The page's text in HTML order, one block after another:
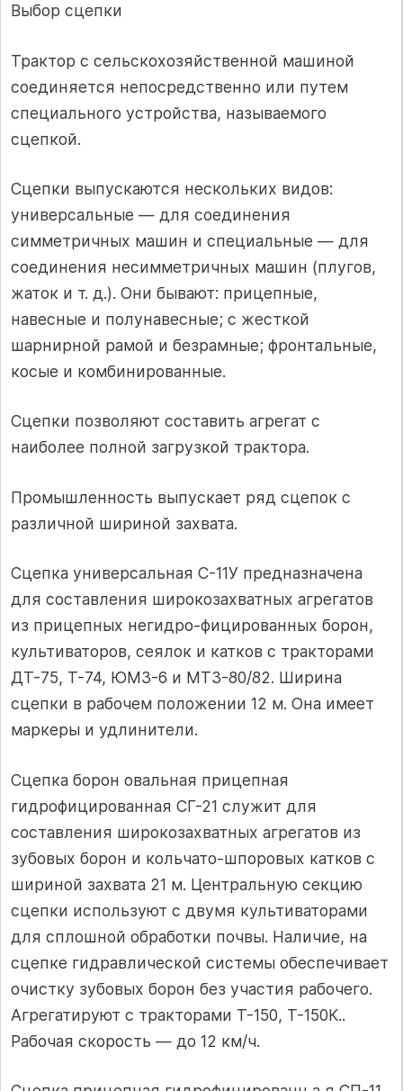
Выбор сцепки
Трактор с сельскохозяйственной машиной
соединяется непосредственно или путем
специального устройства, называемого
сцепкой.
Сцепки выпускаются нескольких видов:
универсальные — для соединения
симметричных машин и специальные — для
соединения несимметричных машин (плугов,
жаток и т. д.). Они бывают: прицепные,
навесные и полунавесные; с жесткой
шарнирной рамой и безрамные; фронтальные,
косые и комбинированные.
Сцепки позволяют составить агрегат с
наиболее полной загрузкой трактора.
Промышленность выпускает ряд сцепок с
различной шириной захвата.
Сцепка универсальная С-11У предназначена
для составления широкозахватных агрегатов
из прицепных негидро-фицированных борон,
культиваторов, сеялок и катков с тракторами
ДТ-75, Т-74, ЮМЗ-6 и МТЗ-80/82. Ширина
сцепки в рабочем положении 12 м. Она имеет
маркеры и удлинители.
Сцепка борон овальная прицепная
гидрофицированная СГ-21 служит для
составления широкозахватных агрегатов из
зубовых борон и кольчато-шпоровых катков с
шириной захвата 21 м. Центральную секцию
сцепки используют с двумя культиваторами
для сплошной обработки почвы. Наличие, на
сцепке гидравлической системы обеспечивает
очистку зубовых борон без участия рабочего.
Агрегатируют с тракторами Т-150, Т-150К..
Рабочая скорость — до 12 км/ч.